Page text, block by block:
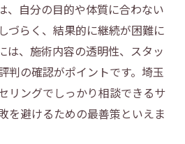
、自分の目的や体質に合わない
づらく、結果的に継続が困難に
は、施術内容の透明性、スタッ
判の確認がポイントです。埼玉
リングでしっかり相談できるサ
を避けるための最善策といえま